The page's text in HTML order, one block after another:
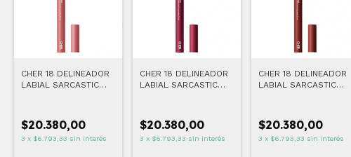
CHER 18 DELINEADOR
LABIAL SARCASTIC
$20.380,00
3 x $6.793,33 sin interés
CHER 18 DELINEADOR
LABIAL SARCASTIC
$20.380,00
3 x $6.793,33 sin interés
CHER 18 DELINEADOR
LABIAL SARCASTIC
$20.380,00
3 x $6.793,33 sin interés